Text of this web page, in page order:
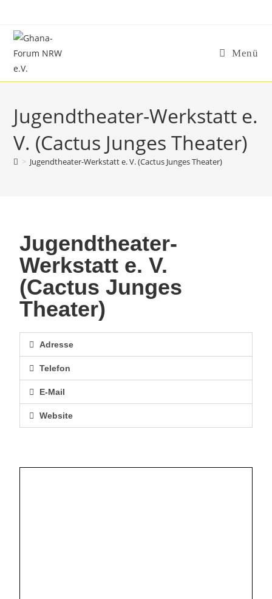
Menü
Jugendtheater-Werkstatt e.
V. (Cactus Junges Theater)
> Jugendtheater-Werkstatt e. V. (Cactus Junges Theater)
Jugendtheater-
Werkstatt e. V.
(Cactus Junges
Theater)
Adresse
Telefon
E-Mail
Website